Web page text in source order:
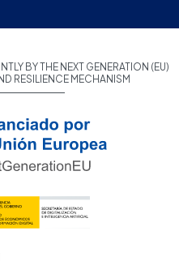
BY THE NEXT GENERATION (EU)
RESILIENCE MECHANISM